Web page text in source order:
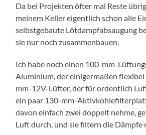
Da bei Projekten öfter mal Reste
meinem Keller eigentlich schon alle
selbstgebaute Lötdampfabsaugung
sie nur noch zusammenbauen.
Ich habe noch einen 100-mm-
Aluminium, der einigermaßen flexibel
mm-12V-Lüfter, der für ordentlich
ein paar 130-mm-
davon einfach zwei doppelt nehme,
Luft durch, und sie filtern die Dämpfe